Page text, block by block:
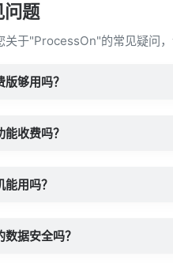
问题
关于"ProcessOn"的常见疑问
版够用吗？
能收费吗？
能用吗？
数据安全吗？